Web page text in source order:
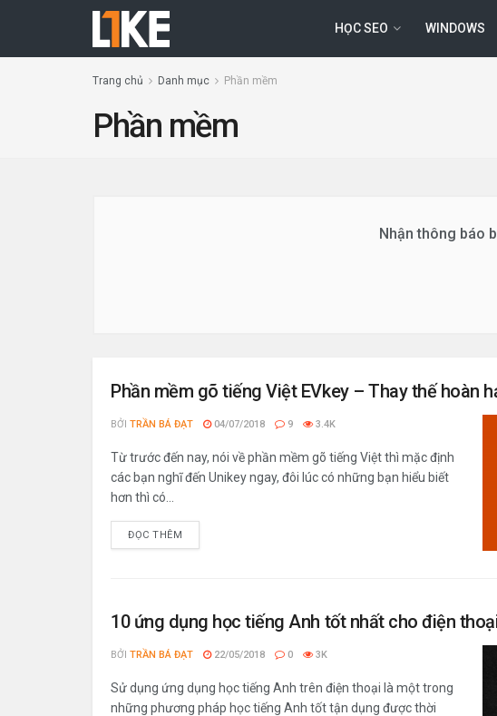
HỌC SEO WINDOWS
Trang chủ Danh mục Phần mềm
Phần mềm
Nhận thông báo
Phần mềm gõ tiếng Việt EVkey – Thay thế hoàn
BỞI TRẦN BÁ ĐẠT 04/07/2018 9 3.4K
Từ trước đến nay, nói về phần mềm gõ tiếng Việt thì mặc định
các bạn nghĩ đến Unikey ngay, đôi lúc có những bạn hiểu biết
hơn thì có...
ĐỌC THÊM
10 ứng dụng học tiếng Anh tốt nhất cho điện
BỞI TRẦN BÁ ĐẠT 22/05/2018 0 3K
Sử dụng ứng dụng học tiếng Anh trên điện thoại là một trong
những phương pháp học tiếng Anh tốt tận dụng được thời